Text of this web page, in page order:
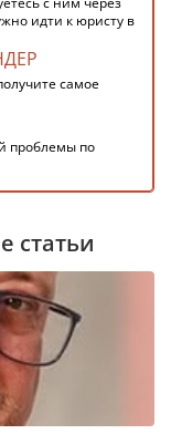
идти к юристу в
самое
проблемы по
статьи